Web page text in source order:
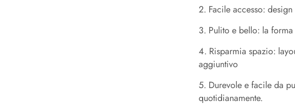
2. Facile accesso:
3. Pulito e bello: la
4. Risparmia spazio:
aggiuntivo
5. Durevole e facile da
quotidianamente.